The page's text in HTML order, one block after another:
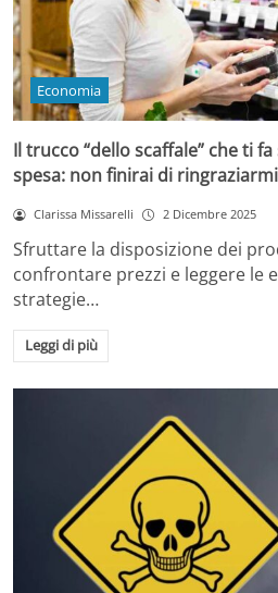
Economia
Il trucco “dello scaffale” che ti
spesa: non finirai di ringraziarmi
Clarissa Missarelli 2 Dicembre 2025
Sfruttare la disposizione dei
confrontare prezzi e leggere le
strategie…
Leggi di più